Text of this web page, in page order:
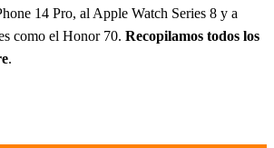
14 Pro, al Apple Watch Series 8 y a
como el Honor 70. Recopilamos todos los
.